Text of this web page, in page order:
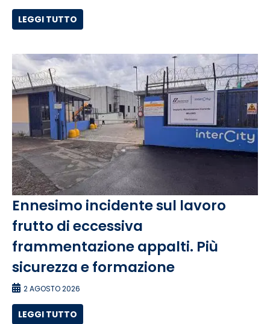
LEGGI TUTTO
Ennesimo incidente sul lavoro
frutto di eccessiva
frammentazione appalti. Più
sicurezza e formazione
2 AGOSTO 2026
LEGGI TUTTO